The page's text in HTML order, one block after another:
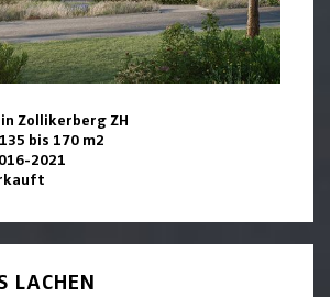
Zollikerberg ZH
bis 170 m2
2021
LACHEN